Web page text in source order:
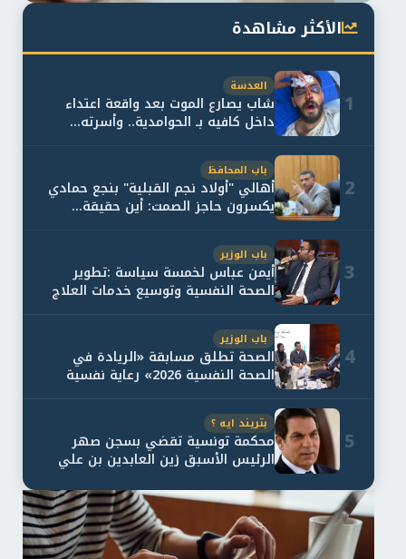
الأكثر مشاهدة
1
العدسة
شاب يصارع الموت بعد واقعة اعتداء
داخل كافيه بـ الحوامدية.. وأسرته...
2
باب المحافظ
أهالي "أولاد نجم القبلية" بنجع حمادي
يكسرون حاجز الصمت: أين حقيقة...
3
باب الوزير
أيمن عباس لخمسة سياسة :تطوير
الصحة النفسية وتوسيع خدمات العلاج
4
باب الوزير
الصحة تطلق مسابقة «الريادة في
الصحة النفسية 2026» رعاية نفسية
5
بتريند ايه ؟
محكمة تونسية تقضي بسجن صهر
الرئيس الأسبق زين العابدين بن علي